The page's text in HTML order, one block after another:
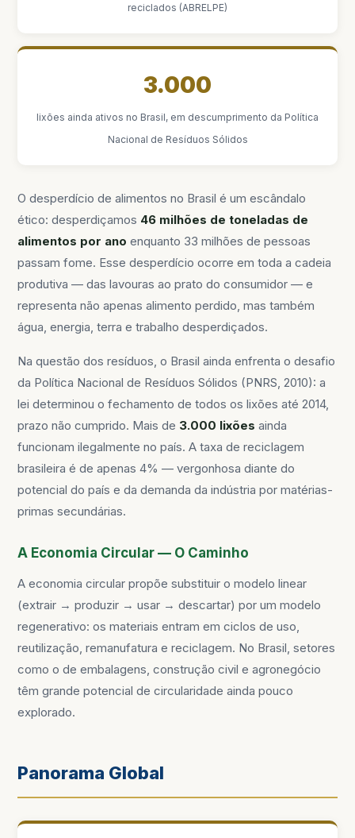
reciclados (ABRELPE)
3.000
lixões ainda ativos no Brasil, em descumprimento da Política
Nacional de Resíduos Sólidos
O desperdício de alimentos no Brasil é um escândalo
ético: desperdiçamos 46 milhões de toneladas de
alimentos por ano enquanto 33 milhões de pessoas
passam fome. Esse desperdício ocorre em toda a cadeia
produtiva — das lavouras ao prato do consumidor — e
representa não apenas alimento perdido, mas também
água, energia, terra e trabalho desperdiçados.
Na questão dos resíduos, o Brasil ainda enfrenta o desafio
da Política Nacional de Resíduos Sólidos (PNRS, 2010): a
lei determinou o fechamento de todos os lixões até 2014,
prazo não cumprido. Mais de 3.000 lixões ainda
funcionam ilegalmente no país. A taxa de reciclagem
brasileira é de apenas 4% — vergonhosa diante do
potencial do país e da demanda da indústria por matérias-
primas secundárias.
A Economia Circular — O Caminho
A economia circular propõe substituir o modelo linear
(extrair → produzir → usar → descartar) por um modelo
regenerativo: os materiais entram em ciclos de uso,
reutilização, remanufatura e reciclagem. No Brasil, setores
como o de embalagens, construção civil e agronegócio
têm grande potencial de circularidade ainda pouco
explorado.
Panorama Global